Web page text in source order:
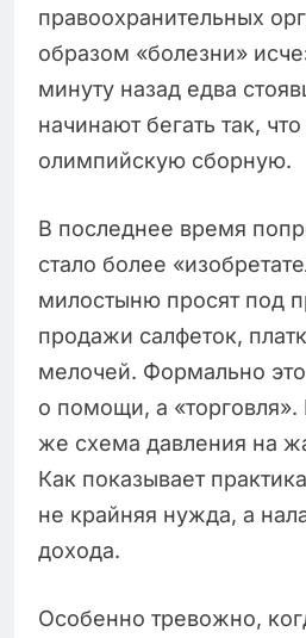
правоохранительных
образом «болезни»
минуту назад едва
начинают бегать так,
олимпийскую сборную.
В последнее время
стало более
милостыню просят под
продажи салфеток,
мелочей. Формально
о помощи, а «торговля».
же схема давления на
Как показывает
не крайняя нужда, а
дохода.
Особенно тревожно,